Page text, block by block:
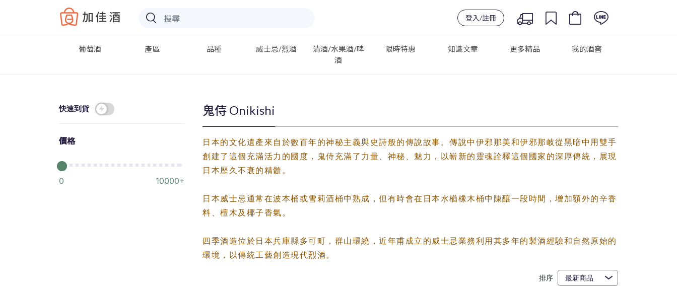
Baccus
登入/註冊
葡萄酒 產區 品種 威士忌/烈酒
清酒/水果酒/啤
酒
限時特惠 知識文章 更多精品 我的酒窖
快速到貨
價格
0 10000+
鬼侍 Onikishi
日本的文化遺產來自於數百年的神秘主義與史詩般的傳說故事。傳說中伊邪那美和伊邪那岐從黑暗中用雙手
創建了這個充滿活力的國度，鬼侍充滿了力量、神秘、魅力，以嶄新的靈魂詮釋這個國家的深厚傳統，展現
日本歷久不衰的精髓。
日本威士忌通常在波本桶或雪莉酒桶中熟成，但有時會在日本水楢橡木桶中陳釀一段時間，增加額外的辛香
料、檀木及椰子香氣。
四季酒造位於日本兵庫縣多可町，群山環繞，近年甫成立的威士忌業務利用其多年的製酒經驗和自然原始的
環境，以傳統工藝創造現代烈酒。
排序